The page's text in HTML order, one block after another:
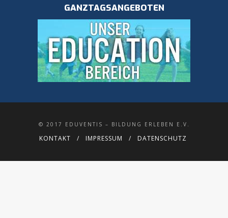
GANZTAGSANGEBOTEN
© 2017 EDUVENTIS – BILDUNG ERLEBEN E.V.
KONTAKT IMPRESSUM DATENSCHUTZ